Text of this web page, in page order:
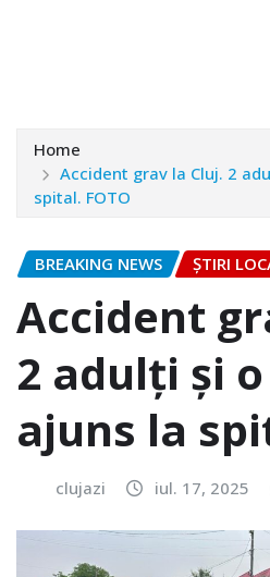
Home
Accident grav la Cluj. 2
spital. FOTO
BREAKING NEWS ȘTIRI
Accident
2 adulți și
ajuns la
clujazi iul. 17, 2025